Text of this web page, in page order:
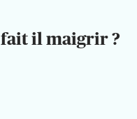
il maigrir ?